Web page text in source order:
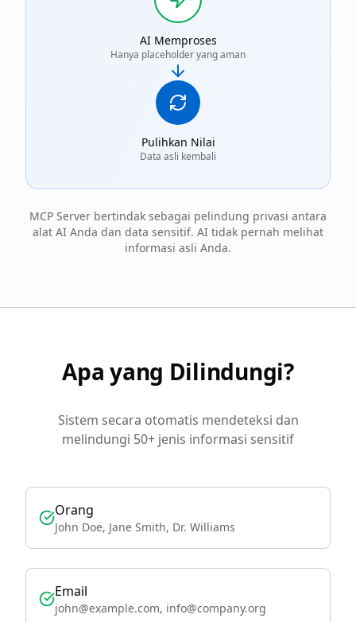
AI Memproses
Hanya placeholder yang aman
Pulihkan Nilai
Data asli kembali
MCP Server bertindak sebagai pelindung privasi antara
alat AI Anda dan data sensitif. AI tidak pernah melihat
informasi asli Anda.
Apa yang Dilindungi?
Sistem secara otomatis mendeteksi dan
melindungi 50+ jenis informasi sensitif
Orang
John Doe, Jane Smith, Dr. Williams
Email
john@example.com, info@company.org